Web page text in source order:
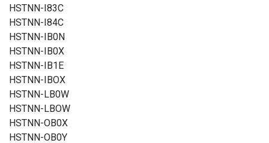
HSTNN-I83C
HSTNN-I84C
HSTNN-IB0N
HSTNN-IB0X
HSTNN-IB1E
HSTNN-IBOX
HSTNN-LB0W
HSTNN-LBOW
HSTNN-OB0X
HSTNN-OB0Y